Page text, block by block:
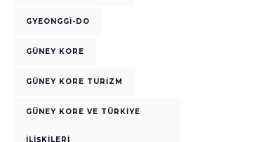
GYEONGGI-DO
GÜNEY KORE
GÜNEY KORE TURIZM
GÜNEY KORE VE TÜRKIYE
ILIŞKILERI